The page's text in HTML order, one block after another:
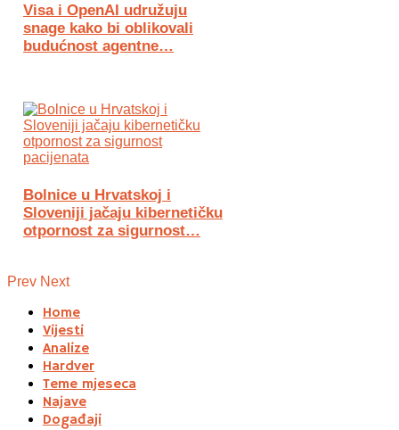
Visa i OpenAI udružuju
snage kako bi oblikovali
budućnost agentne…
Bolnice u Hrvatskoj i
Sloveniji jačaju kibernetičku
otpornost za sigurnost…
Prev Next
Home
Vijesti
Analize
Hardver
Teme mjeseca
Najave
Događaji